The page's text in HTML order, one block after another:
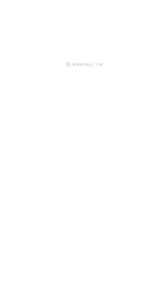
© kaonavi, Inc